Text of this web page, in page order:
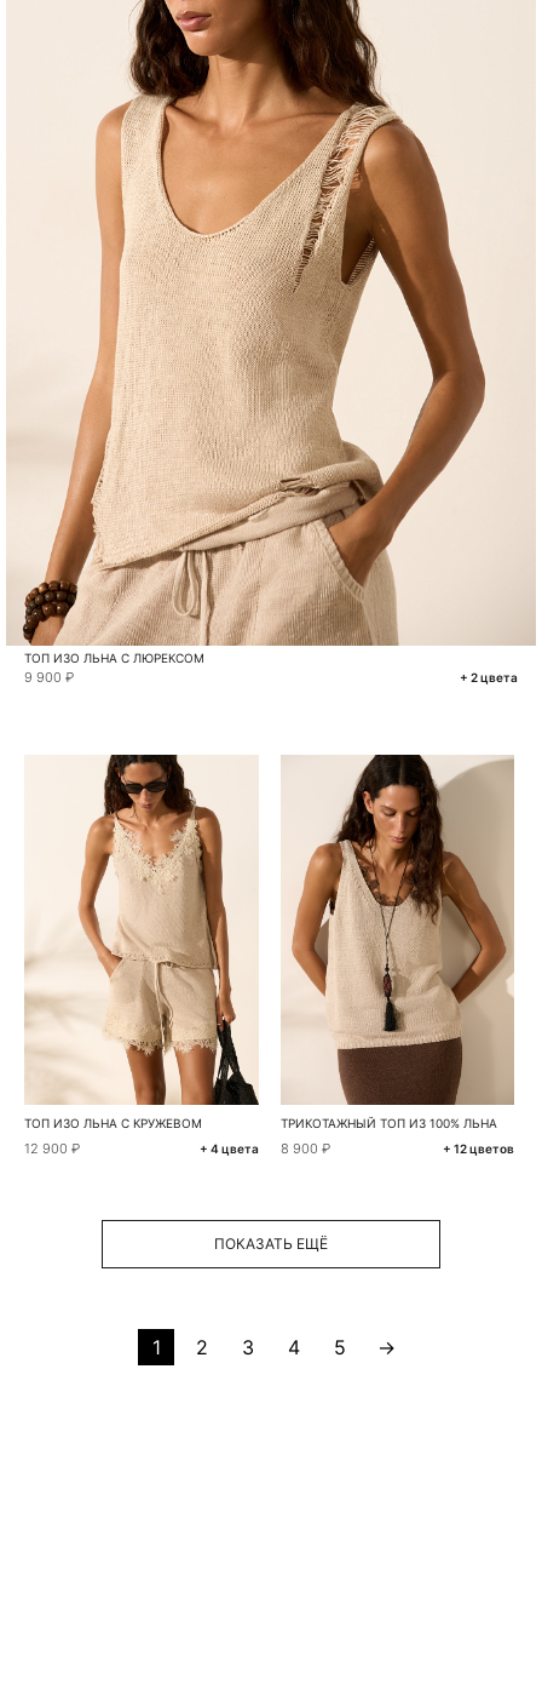
ТОП ИЗО ЛЬНА С ЛЮРЕКСОМ
9 900 ₽ + 2 цвета
ТОП ИЗО ЛЬНА С КРУЖЕВОМ
12 900 ₽ + 4 цвета
ТРИКОТАЖНЫЙ ТОП ИЗ 100% ЛЬНА
8 900 ₽ + 12 цветов
ПОКАЗАТЬ ЕЩЁ
1 2 3 4 5 →